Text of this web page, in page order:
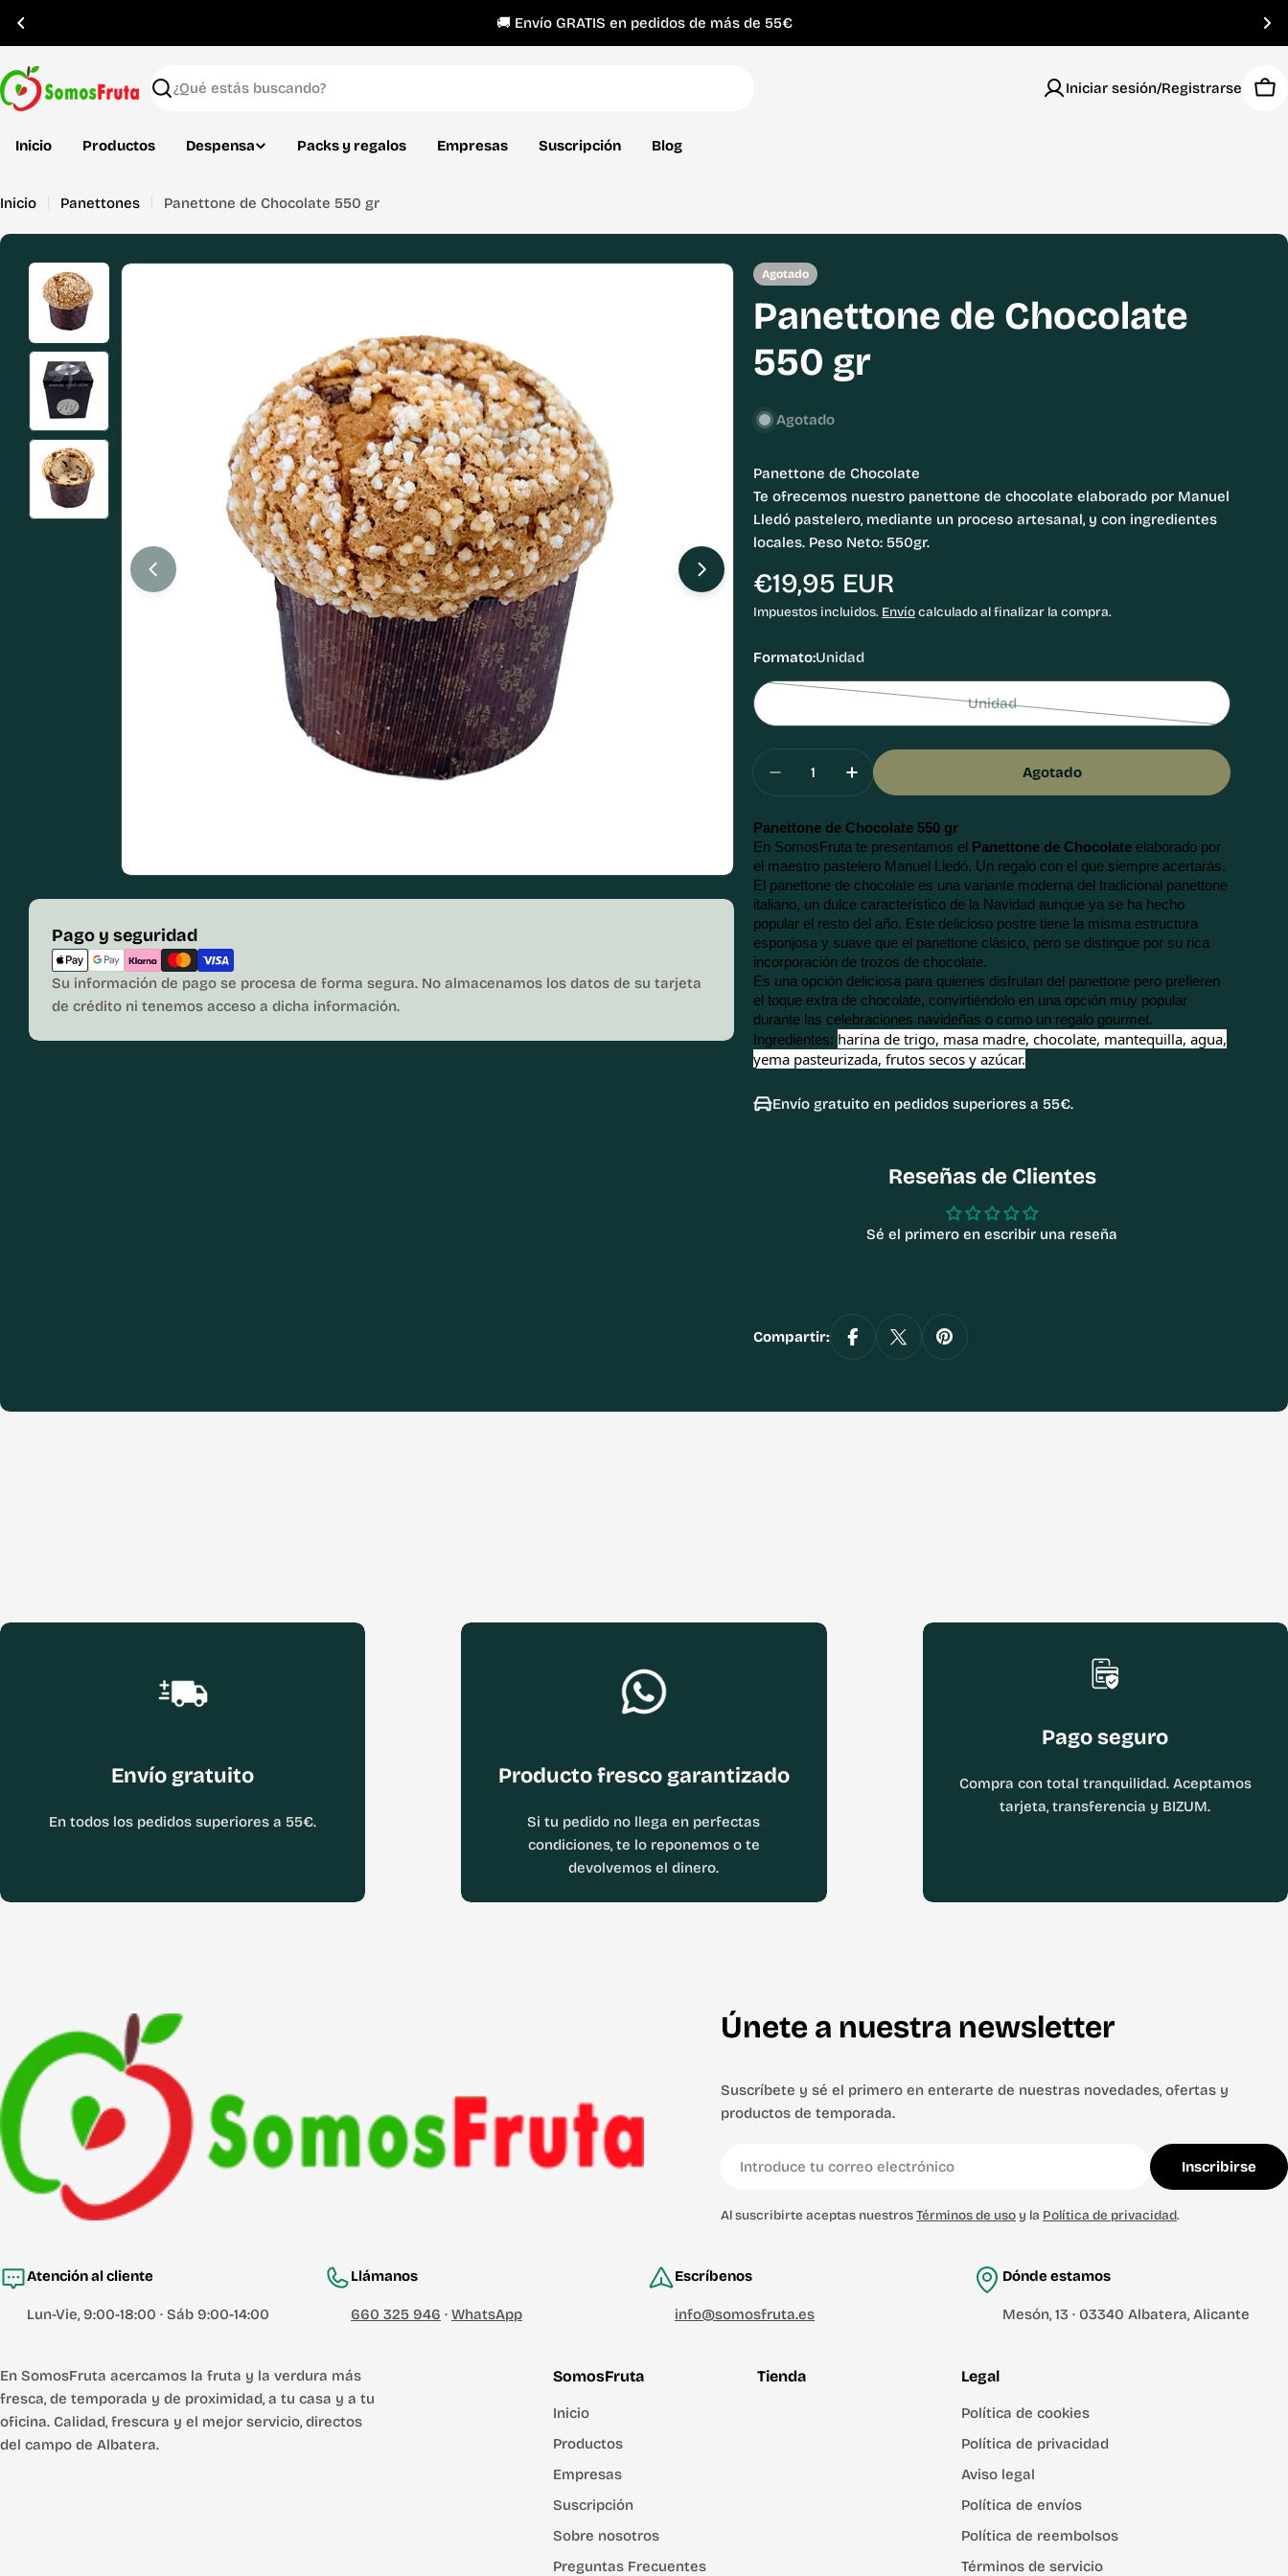
🍏 Del campo a tu casa en 24-48h
Buscar
Iniciar sesión/Registrarse
Inicio Productos Despensa Packs y regalos Empresas Suscripción Blog
Inicio Panettones Panettone de Chocolate 550 gr
Abrir medios 0 en modal Abrir medios 1 en modal
Pago y seguridad
Métodos
de
pago
Su información de pago se procesa de forma segura. No almacenamos los datos de su tarjeta
de crédito ni tenemos acceso a dicha información.
Agotado
Panettone de Chocolate
550 gr
Agotado
Panettone de Chocolate
Te ofrecemos nuestro panettone de chocolate elaborado por Manuel
Lledó pastelero, mediante un proceso artesanal, y con ingredientes
locales. Peso Neto: 550gr.
Precio
habitual
€19,95 EUR
Impuestos incluidos. Envíocalculado al finalizar la compra.
Formato:Unidad
Unidad
Variante
Disminuir Cantidad Para Panettone De Chocolate 550 Gr
Aumentar Cantidad Para Panettone De Chocolate
Agotado
Panettone de Chocolate 550 gr
En SomosFruta te presentamos el
Panettone de Chocolate elaborado por
el maestro pastelero Manuel Lledó. Un regalo con el que siempre acertarás.
El panettone de chocolate es una variante moderna del tradicional panettone
italiano, un dulce característico de la Navidad aunque ya se ha hecho
popular el resto del año. Este delicioso postre tiene la misma estructura
esponjosa y suave que el panettone clásico, pero se distingue por su rica
incorporación de trozos de chocolate.
Es una opción deliciosa para quienes disfrutan del panettone pero prefieren
el toque extra de chocolate, convirtiéndolo en una opción muy popular
durante las celebraciones navideñas o como un regalo gourmet.
Ingredientes: harina de trigo, masa madre, chocolate, mantequilla, agua,
yema pasteurizada, frutos secos y azúcar.
Envío gratuito en pedidos superiores a 55€.
Reseñas de Clientes
Sé el primero en escribir una reseña
Compartir:
Envío gratuito
En todos los pedidos superiores a 55€.
Producto fresco garantizado
Si tu pedido no llega en perfectas
condiciones, te lo reponemos o te
devolvemos el dinero.
Pago seguro
Compra con total tranquilidad. Aceptamos
tarjeta, transferencia y BIZUM.
Únete a nuestra newsletter
Suscríbete y sé el primero en enterarte de nuestras novedades, ofertas y
productos de temporada.
electrónico
Inscribirse
Al suscribirte aceptas nuestrosTérminos de uso y la Política de privacidad.
Atención al cliente
Lun-Vie, 9:00-18:00 · Sáb 9:00-14:00
Llámanos
660 325 946 · WhatsApp
Escríbenos
info@somosfruta.es
Dónde estamos
Mesón, 13 · 03340 Albatera, Alicante
En SomosFruta acercamos la fruta y la verdura más
fresca, de temporada y de proximidad, a tu casa y a tu
oficina. Calidad, frescura y el mejor servicio, directos
del campo de Albatera.
SomosFruta
Inicio
Productos
Empresas
Suscripción
Sobre nosotros
Preguntas Frecuentes
Tienda Legal
Política de cookies
Política de privacidad
Aviso legal
Política de envíos
Política de reembolsos
Términos de servicio